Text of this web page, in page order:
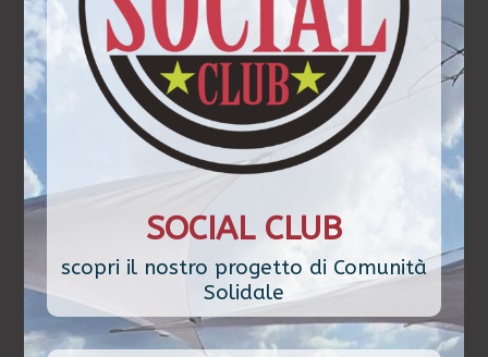
SOCIAL CLUB
scopri il nostro progetto di Comunità
Solidale